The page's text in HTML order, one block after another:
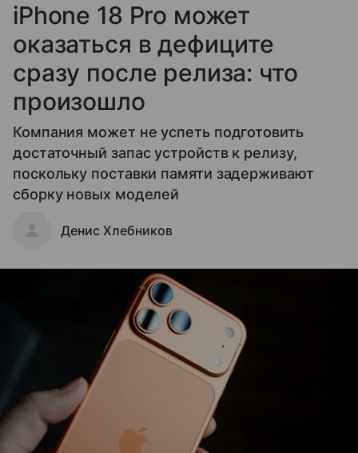
iPhone 18 Pro может
оказаться в дефиците
сразу после релиза: что
произошло
Компания может не успеть подготовить
достаточный запас устройств к релизу,
поскольку поставки памяти задерживают
сборку новых моделей
Денис Хлебников